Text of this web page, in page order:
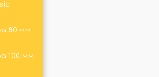
80 мм
100 мм